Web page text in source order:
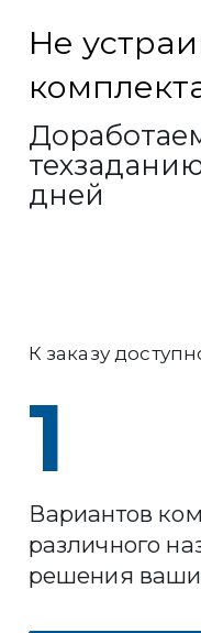
Не
дней
К заказу
1
Вариантов
различного
решения